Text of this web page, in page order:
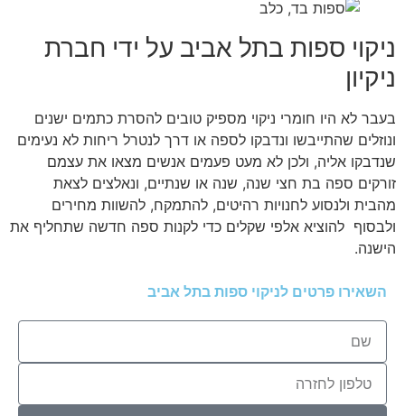
ניקוי ספות בתל אביב על ידי חברת
ניקיון
בעבר לא היו חומרי ניקוי מספיק טובים להסרת כתמים ישנים
ונוזלים שהתייבשו ונדבקו לספה או דרך לנטרל ריחות לא נעימים
שנדבקו אליה, ולכן לא מעט פעמים אנשים מצאו את עצמם
זורקים ספה בת חצי שנה, שנה או שנתיים, ונאלצים לצאת
מהבית ולנסוע לחנויות רהיטים, להתמקח, להשוות מחירים
ולבסוף להוציא אלפי שקלים כדי לקנות ספה חדשה שתחליף את
הישנה.
השאירו פרטים לניקוי ספות בתל אביב